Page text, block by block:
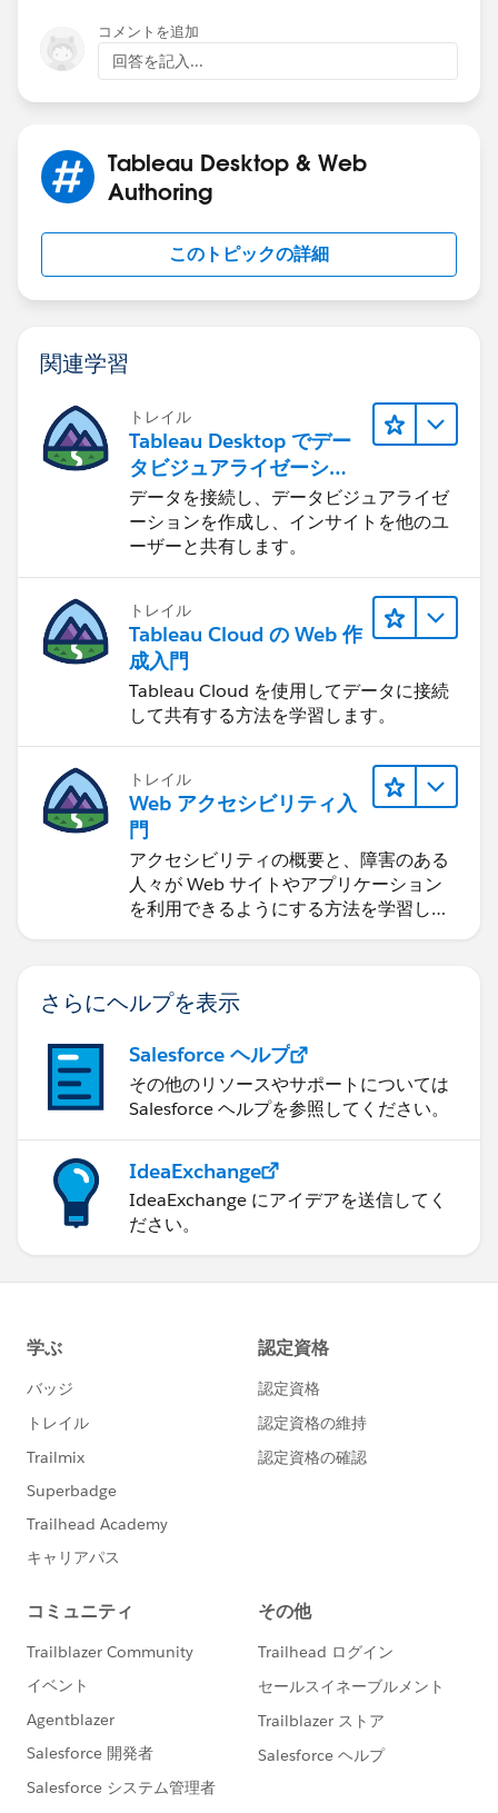
コメントを追加
回答を記入...
Tableau Desktop & Web
Authoring
このトピックの詳細
関連学習
トレイル
Tableau Desktop でデー
タビジュアライゼーショ
ンをはじめる
データを接続し、データビジュアライゼ
ーションを作成し、インサイトを他のユ
ーザーと共有します。
トレイル
Tableau Cloud の Web 作
成入門
Tableau Cloud を使用してデータに接続
して共有する方法を学習します。
トレイル
Web アクセシビリティ入
門
アクセシビリティの概要と、障害のある
人々が Web サイトやアプリケーション
を利用できるようにする方法を学習しま
さらにヘルプを表示
Salesforce ヘルプ
その他のリソースやサポートについては
Salesforce ヘルプを参照してください。
IdeaExchange
IdeaExchange にアイデアを送信してく
ださい。